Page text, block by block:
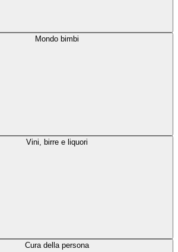
Mondo bimbi
Vini, birre e liquori
Cura della persona